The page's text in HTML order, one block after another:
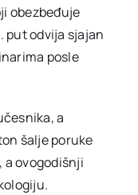
obezbeđuje
put odvija sjajan
posle
a
šalje poruke
a ovogodišnji